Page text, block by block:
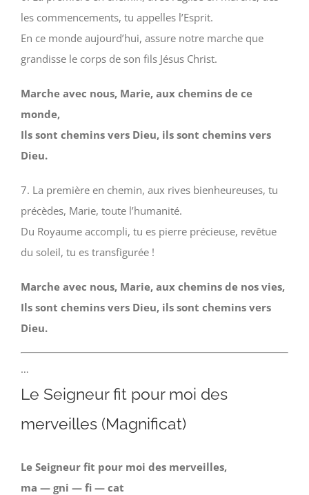
les commencements, tu appelles l’Esprit.
En ce monde aujourd’hui, assure notre marche que
grandisse le corps de son fils Jésus Christ.
Marche avec nous, Marie, aux chemins de ce
monde,
Ils sont chemins vers Dieu, ils sont chemins vers
Dieu.
7. La première en chemin, aux rives bienheureuses, tu
précèdes, Marie, toute l’humanité.
Du Royaume accompli, tu es pierre précieuse, revêtue
du soleil, tu es transfigurée !
Marche avec nous, Marie, aux chemins de nos vies,
Ils sont chemins vers Dieu, ils sont chemins vers
Dieu.
…
Le Seigneur fit pour moi des
merveilles (Magnificat)
Le Seigneur fit pour moi des merveilles,
ma — gni — fi — cat